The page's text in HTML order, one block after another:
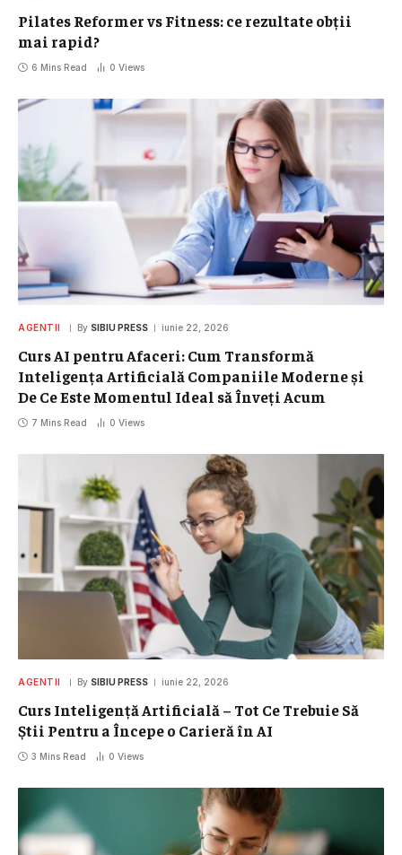
Pilates Reformer vs Fitness: ce rezultate obții
mai rapid?
6 Mins Read 0 Views
AGENTII By SIBIU PRESS iunie 22, 2026
Curs AI pentru Afaceri: Cum Transformă
Inteligența Artificială Companiile Moderne și
De Ce Este Momentul Ideal să Înveți Acum
7 Mins Read 0 Views
AGENTII By SIBIU PRESS iunie 22, 2026
Curs Inteligență Artificială – Tot Ce Trebuie Să
Știi Pentru a Începe o Carieră în AI
3 Mins Read 0 Views